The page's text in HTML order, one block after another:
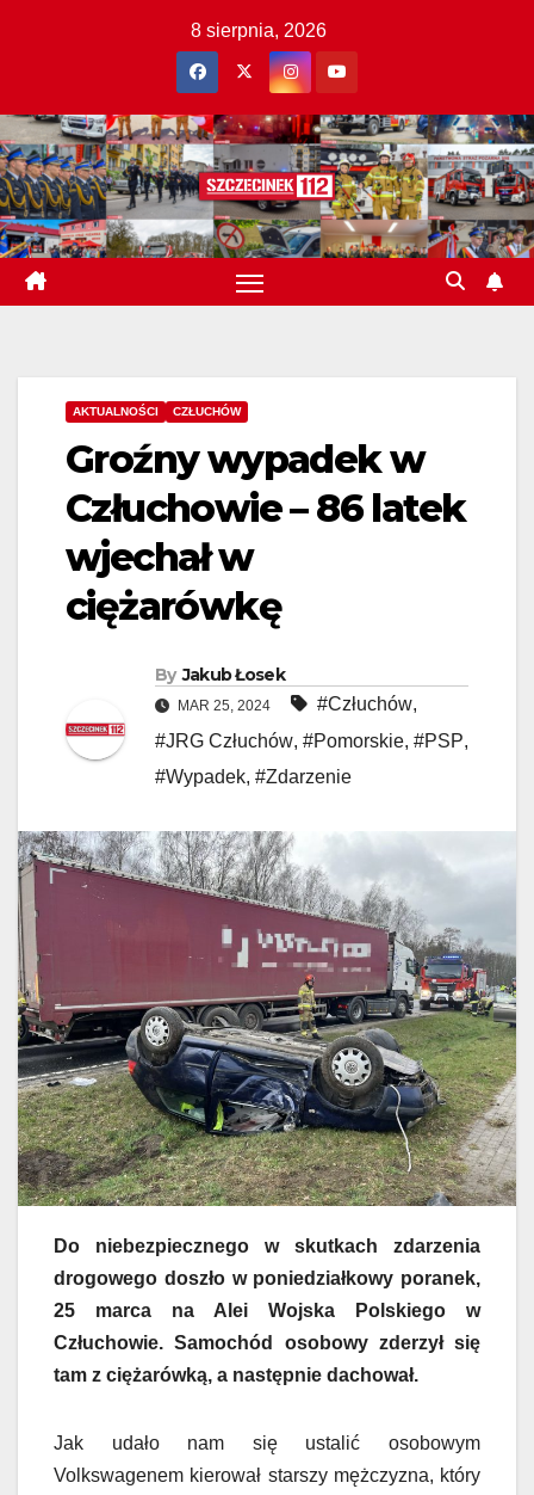
8 sierpnia, 2026
AKTUALNOŚCI CZŁUCHÓW
Groźny wypadek w
Człuchowie – 86 latek
wjechał w
ciężarówkę
By Jakub Łosek
MAR 25, 2024 #Człuchów,
#JRG Człuchów, #Pomorskie, #PSP,
#Wypadek, #Zdarzenie
Do niebezpiecznego w skutkach zdarzenia
drogowego doszło w poniedziałkowy poranek,
25 marca na Alei Wojska Polskiego w
Człuchowie. Samochód osobowy zderzył się
tam z ciężarówką, a następnie dachował.
Jak udało nam się ustalić osobowym
Volkswagenem kierował starszy mężczyzna, który